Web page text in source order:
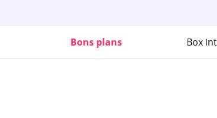
Bons plans Box